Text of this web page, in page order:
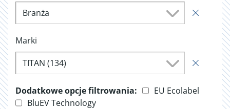
Branża
Marki
TITAN (134)
Dodatkowe opcje filtrowania:
EU Ecolabel
BluEV Technology